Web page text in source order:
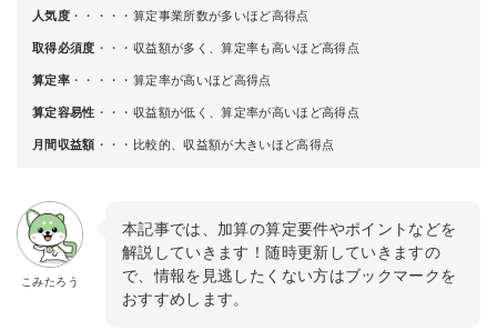
人気度 ・・・・・算定事業所数が多いほど高得点
取得必須度 ・・・収益額が多く、算定率も高いほど高得点
算定率 ・・・・・算定率が高いほど高得点
算定容易性 ・・・収益額が低く、算定率が高いほど高得点
月間収益額 ・・・比較的、収益額が大きいほど高得点
こみたろう
本記事では、加算の算定要件やポイントなどを
解説していきます！随時更新していきますの
で、情報を見逃したくない方はブックマークを
おすすめします。